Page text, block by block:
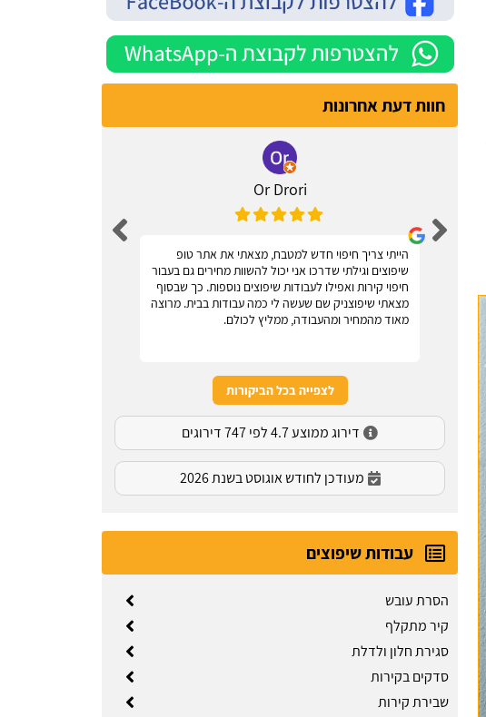
חוות דעת אחרונות
Or Drori
הייתי צריך חיפוי חדש למטבח, מצאתי את אתר טופ
שיפוצים וגילתי שדרכו אני יכול להשוות מחירים גם בעבור
חיפוי קירות ואפילו לעבודות שיפוצים נוספות. כך שבסוף
מצאתי שיפוצניק שם שעשה לי כמה עבודות בבית. מרוצה
מאוד מהמחיר ומהעבודה, ממליץ לכולם.
לצפייה בכל הביקורות
דירוג ממוצע 4.7 לפי 747 דירוגים
מעודכן לחודש אוגוסט בשנת 2026
עבודות שיפוצים
הסרת עובש
קיר מתקלף
סגירת חלון ולדלת
סדקים בקירות
שבירת קירות